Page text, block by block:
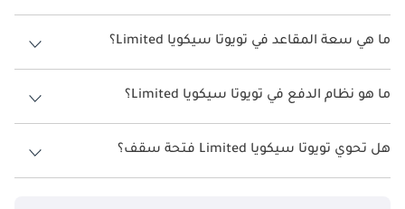
يبلغ معدل استهلاك الوقود المقترح من الشركة المصنعة لسيارة تويوتا
سيكويا 2026 من 9 كم/ليتر.
ما هي سعة المقاعد في تويوتا سيكويا Limited؟
تتسع تويوتا سيكويا Limited لأ 7 أشخاص.
ما هو نظام الدفع في تويوتا سيكويا Limited؟
نظام الدفع في تويوتا سيكويا All Wheel Drive Limited.
هل تحوي تويوتا سيكويا Limited فتحة سقف؟
نعم توفر تويوتا سيكويا Limited فتحة السقف كخيار.